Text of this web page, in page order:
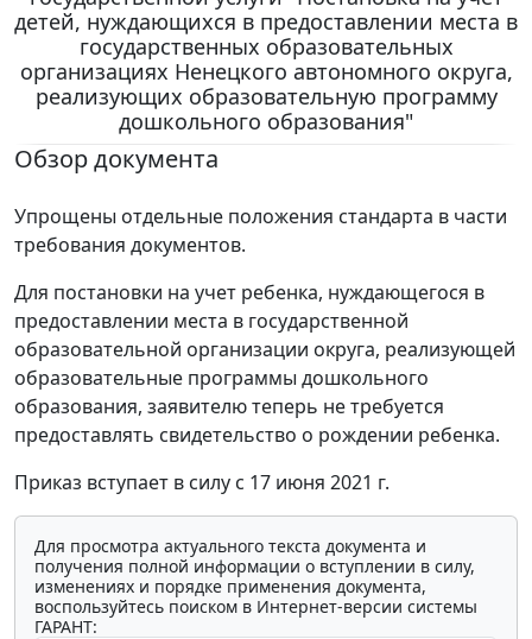
детей, нуждающихся в предоставлении места в
государственных образовательных
организациях Ненецкого автономного округа,
реализующих образовательную программу
дошкольного образования"
Обзор документа
Упрощены отдельные положения стандарта в части
требования документов.
Для постановки на учет ребенка, нуждающегося в
предоставлении места в государственной
образовательной организации округа, реализующей
образовательные программы дошкольного
образования, заявителю теперь не требуется
предоставлять свидетельство о рождении ребенка.
Приказ вступает в силу с 17 июня 2021 г.
Для просмотра актуального текста документа и
получения полной информации о вступлении в силу,
изменениях и порядке применения документа,
воспользуйтесь поиском в Интернет-версии системы
ГАРАНТ: